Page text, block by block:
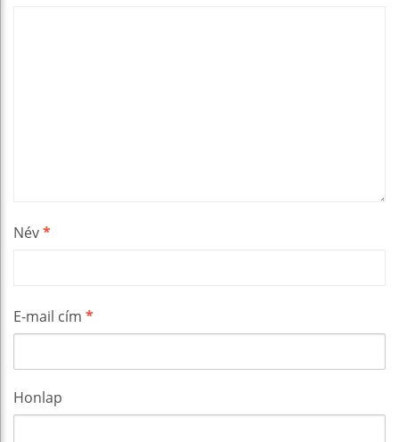
Név*
E-mail cím *
Honlap